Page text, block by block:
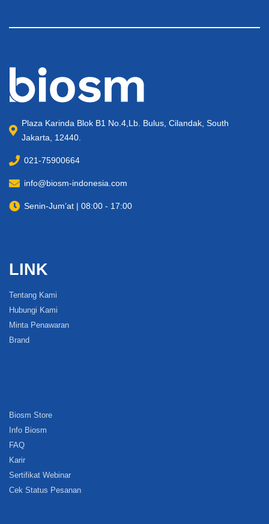
Plaza Karinda Blok B1 No.4,Lb. Bulus, Cilandak, South
Jakarta, 12440.
021-75900664
info@biosm-indonesia.com
Senin-Jum’at | 08:00 - 17:00
LINK
Tentang Kami
Hubungi Kami
Minta Penawaran
Brand
Biosm Store
Info Biosm
FAQ
Karir
Sertifikat Webinar
Cek Status Pesanan